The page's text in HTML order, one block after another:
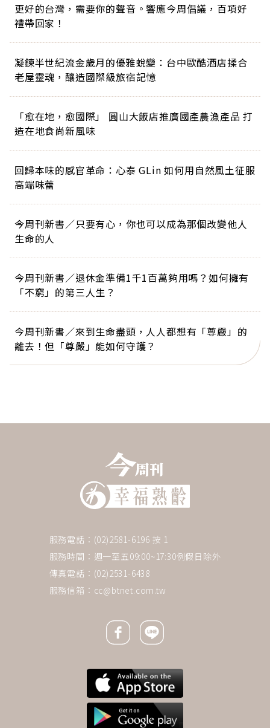
更好的台灣，需要你的聲音。響應今周倡議，百項好
禮帶回家！
凝鍊半世紀流金歲月的優雅蛻變：台中歐酷酒店揉合
老屋靈魂，釀造國際級旅宿記憶
「愈在地，愈國際」 圓山大飯店推廣國產農漁產品 打
造在地食尚新風味
回歸本味的感官革命：心泰 GLin 如何用自然風土征服
高端味蕾
今周刊新書／只要有心，你也可以成為那個改變他人
生命的人
今周刊新書／退休金準備1千1百萬夠用嗎？如何擁有
「不窮」的第三人生？
今周刊新書／來到生命盡頭，人人都想有「尊嚴」的
離去！但「尊嚴」能如何守護？
服務電話：(02)2581-6196 按 1
服務時間：週一至五09:00~17:30例假日除外
傳真電話：(02)2531-6438
服務信箱： cc@btnet.com.tw
Facebook icon
Line icon